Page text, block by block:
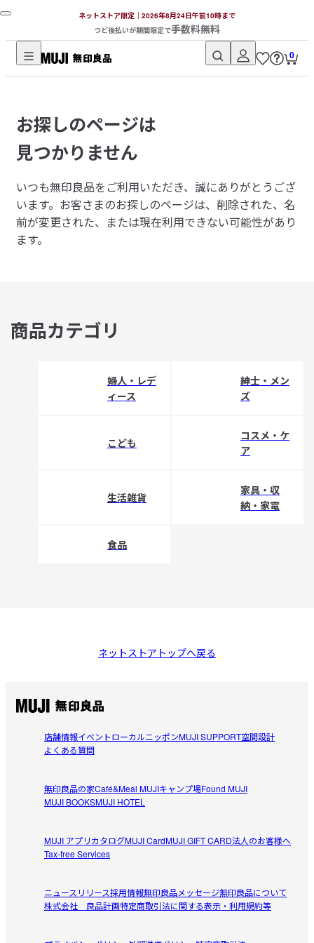
ネットストア限定｜2026年8月24日午前10時まで
つど後払いが期間限定で手数料無料
無
品
ネ
ッ
ト
ス
ト
ア
0
お探しのページは
見つかりません
いつも無印良品をご利用いただき、誠にありがとうござ
います。 お客さまのお探しのページは、削除された、名
前が変更された、または現在利用できない可能性があり
ます。
商品カテゴリ
婦人・レデ
ィース
紳士・メン
ズ
こども
コスメ・ケ
ア
生活雑貨
家具・収
納・家電
食品
ネットストアトップへ戻る
店舗情報イベントローカルニッポンMUJI SUPPORT空間設計
よくある質問
無印良品の家Café&Meal MUJIキャンプ場Found MUJI
MUJI BOOKSMUJI HOTEL
MUJI アプリカタログMUJI CardMUJI GIFT CARD法人のお客様へ
Tax-free Services
ニュースリリース採用情報無印良品メッセージ無印良品について
株式会社 良品計画特定商取引法に関する表示・利用規約等